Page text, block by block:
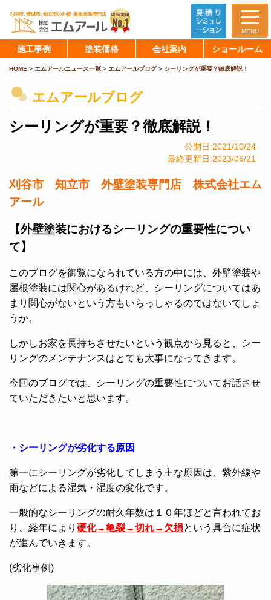
MENU
施工事例 塗装価格 会社案内 ショールーム
HOME > エムアールニュース一覧 > エムアールブログ> シーリングが重要？徹底解説！
エムアールブログ
シーリングが重要？徹底解説！
公開日:2021/10/24
最終更新日:2023/06/21
刈谷市 知立市 外壁塗装専門店 株式会社エム
アール
【外壁塗装におけるシーリングの重要性につい
て】
このブログを御覧になられている方の中には、外壁塗装や
屋根塗装には関心があるけれど、シーリングについてはあ
まり関心がないという方もいらっしゃるのではないでしょ
うか。
しかしお家を長持ちさせたいという観点から見ると、シー
リングのメンテナンスはとても大事になってきます。
今回のブログでは、シーリングの重要性についてお話させ
ていただきたいと思います。
・シーリングが劣化する原因
第一にシーリングが劣化してしまう主な原因は、紫外線や
雨などによる湿気・湿度の変化です。
一般的なシーリングの耐久年数は１０年ほどと言われてお
り、経年により 硬化→亀裂→切れ→欠損という具合に症状
が進んでいきます。
(劣化事例)